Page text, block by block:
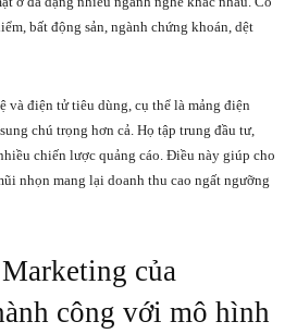
bất động sản, ngành chứng khoán, dệt
và điện tử tiêu dùng, cụ thể là mảng điện
chú trọng hơn cả. Họ tập trung đầu tư,
chiến lược quảng cáo. Điều này giúp cho
nhọn mang lại doanh thu cao ngất ngưỡng
của
công với mô hình